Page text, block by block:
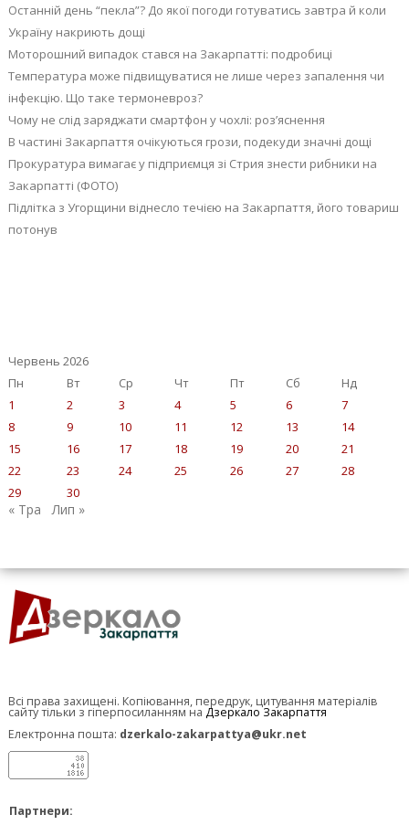
Останній день “пекла”? До якої погоди готуватись завтра й коли
Україну накриють дощі
Моторошний випадок стався на Закарпатті: подробиці
Температура може підвищуватися не лише через запалення чи
інфекцію. Що таке термоневроз?
Чому не слід заряджати смартфон у чохлі: роз’яснення
В частині Закарпаття очікуються грози, подекуди значні дощі
Прокуратура вимагає у підприємця зі Стрия знести рибники на
Закарпатті (ФОТО)
Підлітка з Угорщини віднесло течією на Закарпаття, його товариш
потонув
Червень 2026
Пн
Вт Ср Чт Пт Сб
Нд
1
2 3 4 5 6
7
8
9 10 11 12 13
14
15
16 17 18 19 20
21
22
23 24 25 26 27
28
29
30
« Тра Лип »
Всі права захищені. Копіювання, передрук, цитування матеріалів
сайту тільки з гіперпосиланням на Дзеркало Закарпаття
Електронна пошта: dzerkalo-zakarpattya@ukr.net
Партнери: